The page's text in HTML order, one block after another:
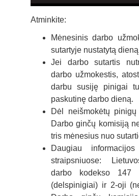
Atminkite:
Mėnesinis darbo
sutartyje nustatytą dieną
Jei darbo sutartis
darbo užmokestis,
darbu susiję pinigai
paskutinę darbo dieną.
Dėl neišmokėtų
Darbo ginčų komisiją
tris mėnesius nuo
Daugiau
straipsniuose:
darbo kodekso 147
(delspinigiai) ir 2-oji